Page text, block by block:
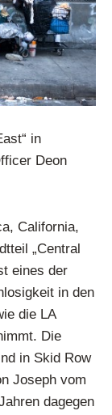
in
Deon
California,
„Central
eines der
in den
die LA
Die
in Skid Row
Joseph vom
dagegen